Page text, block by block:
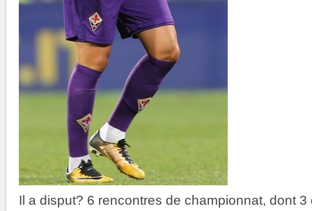
Il a disput? 6 rencontres de championnat, dont